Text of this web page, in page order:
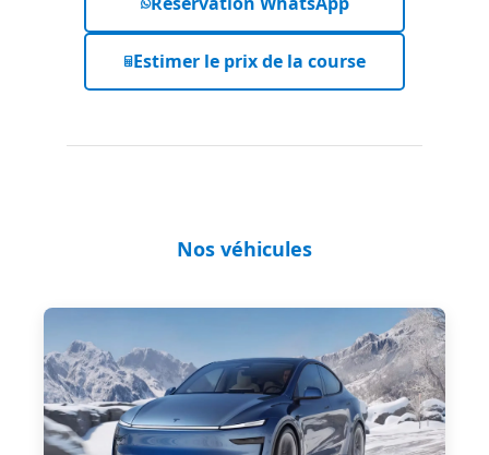
Estimer le prix de la course
Nos véhicules